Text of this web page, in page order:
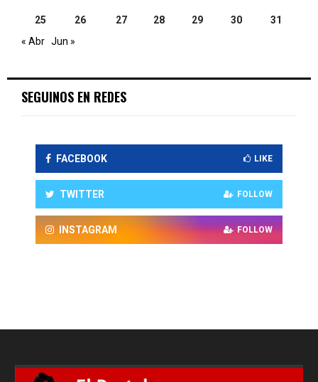
25 26 27 28 29 30
31
« Abr Jun »
SEGUINOS EN REDES
FACEBOOK LIKE
TWITTER FOLLOW
INSTAGRAM FOLLOW